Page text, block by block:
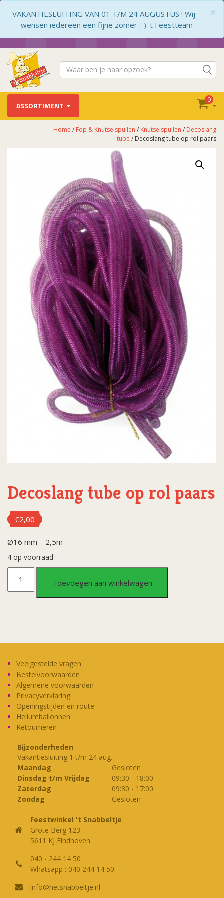
×
VAKANTIESLUITING VAN 01 T/M 24 AUGUSTUS ! Wij
wensen iedereen een fijne zomer :-) 't Feestteam
ASSORTIMENT
0
Home / Fop & Knutselspullen / Knutselspullen / Decoslang
tube / Decoslang tube op rol paars
Decoslang tube op rol paars
€2,00
Ø16 mm – 2,5m
4 op voorraad
Decoslang
rol
paars
aantal
Toevoegen aan winkelwagen
Veelgestelde vragen
Bestelvoorwaarden
Algemene voorwaarden
Privacyverklaring
Openingstijden en route
Heliumballonnen
Retourneren
Bijzonderheden
Vakantiesluiting 1 t/m 24 aug.
Maandag
Gesloten
Dinsdag t/m Vrijdag
09:30 - 18:00
Zaterdag
09:30 - 17:00
Zondag
Gesloten
Feestwinkel 't Snabbeltje
Grote Berg 123
5611 KJ Eindhoven
040 - 244 14 50
Whatsapp : 040 244 14 50
info@hetsnabbeltje.nl